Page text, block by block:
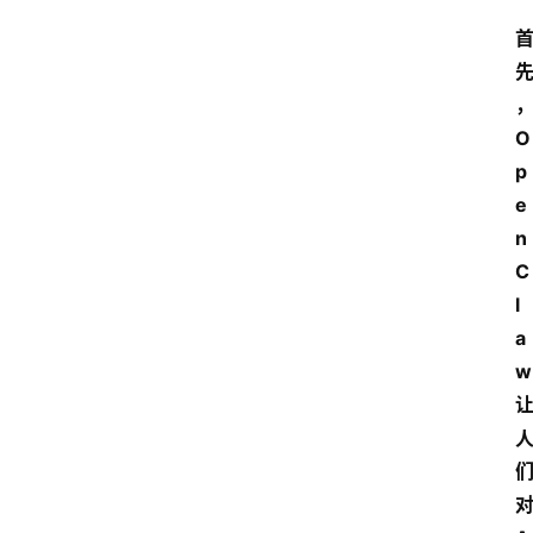
首
先
，
O
p
e
n
C
l
a
w
让
人
们
对